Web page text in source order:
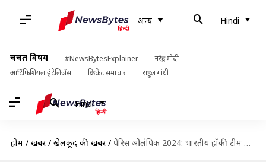
अन्य Hindi
चर्चित विषय #NewsBytesExplainer
नरेंद्र मोदी
आर्टिफिशियल इंटेलिजेंस
क्रिकेट समाचार राहुल गांधी
Hindi
होम / खबरें / खेलकूद की खबरें / पेरिस ओलंपिक 2024: भारतीय हॉकी टीम सेमीफाइनल में हारी, जर्मनी ने 3-2 से जीता मुकाबला